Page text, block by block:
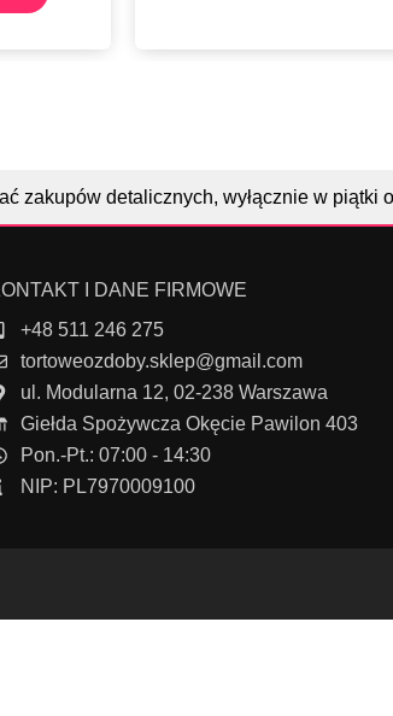
zakupów detalicznych, wyłącznie w piątki
I DANE FIRMOWE
+48 511 246 275
tortoweozdoby.sklep@gmail.com
ul. Modularna 12, 02-238 Warszawa
Giełda Spożywcza Okęcie Pawilon 403
Pon.-Pt.: 07:00 - 14:30
NIP: PL7970009100